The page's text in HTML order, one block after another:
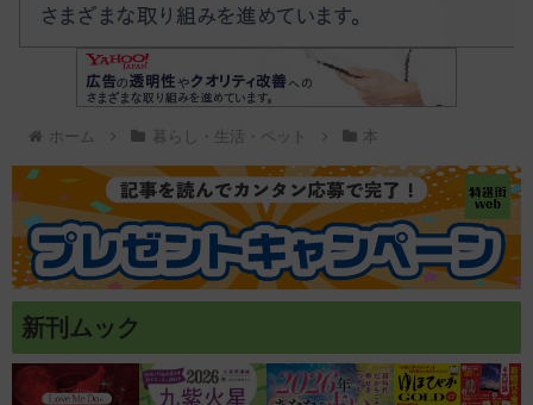
ホーム 暮らし・生活・ペット 本
新刊ムック